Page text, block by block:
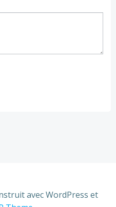
avec WordPress et